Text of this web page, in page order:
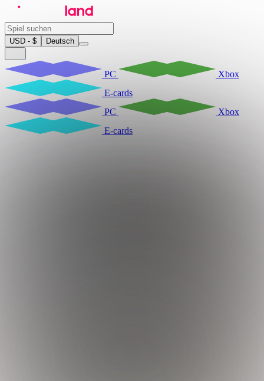
USD - $ Deutsch
PC
Xbox
E-cards
PC
Xbox
E-cards